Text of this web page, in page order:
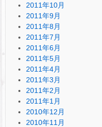
2011年10月
2011年9月
2011年8月
2011年7月
2011年6月
2011年5月
2011年4月
2011年3月
2011年2月
2011年1月
2010年12月
2010年11月